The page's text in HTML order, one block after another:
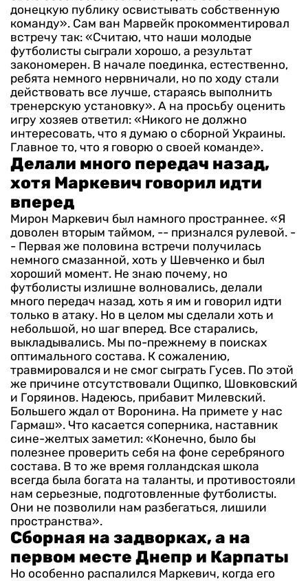
донецкую публику освистывать собственную
команду». Сам ван Марвейк прокомментировал
встречу так: «Считаю, что наши молодые
футболисты сыграли хорошо, а результат
закономерен. В начале поединка, естественно,
ребята немного нервничали, но по ходу стали
действовать все лучше, стараясь выполнить
тренерскую установку». А на просьбу оценить
игру хозяев ответил: «Никого не должно
интересовать, что я думаю о сборной Украины.
Главное то, что я говорю о своей команде».
Делали много передач назад,
хотя Маркевич говорил идти
вперед
Мирон Маркевич был намного пространнее. «Я
доволен вторым таймом, -- признался рулевой. -
- Первая же половина встречи получилась
немного смазанной, хоть у Шевченко и был
хороший момент. Не знаю почему, но
футболисты излишне волновались, делали
много передач назад, хоть я им и говорил идти
только в атаку. Но в целом мы сделали хоть и
небольшой, но шаг вперед. Все старались,
выкладывались. Мы по-прежнему в поисках
оптимального состава. К сожалению,
травмировался и не смог сыграть Гусев. По этой
же причине отсутствовали Ощипко, Шовковский
и Горяинов. Надеюсь, прибавит Милевский.
Большего ждал от Воронина. На примете у нас
Гармаш». Что касается соперника, наставник
сине-желтых заметил: «Конечно, было бы
полезнее проверить себя на фоне серебряного
состава. В то же время голландская школа
всегда была богата на таланты, и противостояли
нам серьезные, подготовленные футболисты.
Они не позволили нам разбегаться, лишили
пространства».
Сборная на задворках, а на
первом месте Днепр и Карпаты
Но особенно распалился Маркевич, когда его